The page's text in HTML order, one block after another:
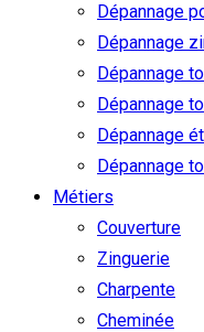
Dépannage
Dépannage
Dépannage
Dépannage
Dépannage
Dépannage
Métiers
Couverture
Zinguerie
Charpente
Cheminée